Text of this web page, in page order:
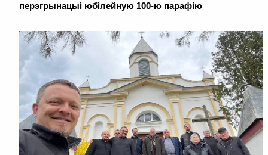
перэгрынацыі юбілейную 100-ю парафію